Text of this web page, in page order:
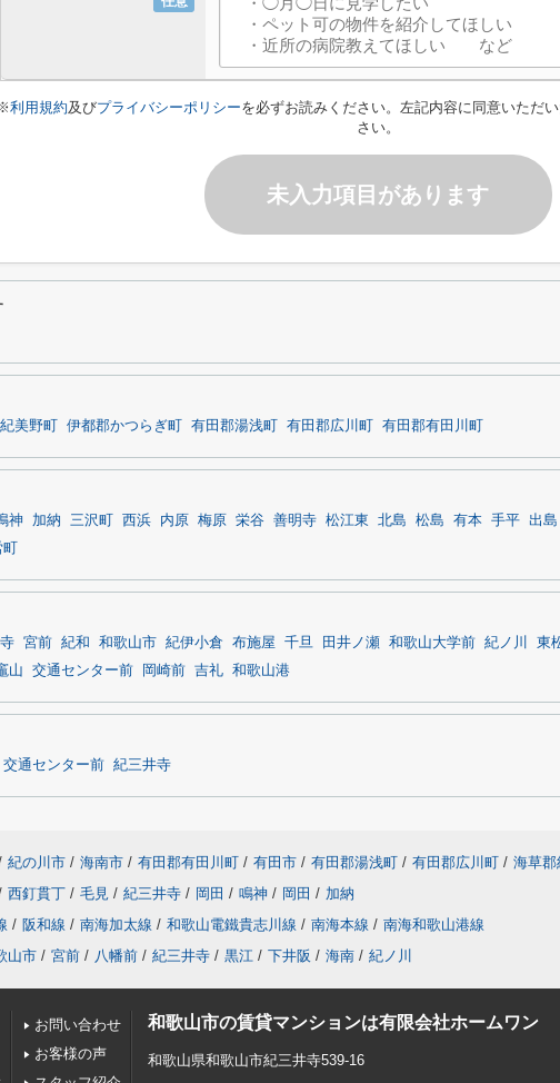
利用規約及びプライバシーポリシーを必ずお読みください。左記内容に同意いただ
さい。
未入力項目があります
美野町 伊都郡かつらぎ町 有田郡湯浅町 有田郡広川町 有田郡有田川町
神 加納 三沢町 西浜 内原 梅原 栄谷 善明寺 松江東 北島 松島 有本 手平 出島
宮前 紀和 和歌山市 紀伊小倉 布施屋 千旦 田井ノ瀬 和歌山大学前 紀ノ川 東
山 交通センター前 岡崎前 吉礼 和歌山港
交通センター前 紀三井寺
紀の川市 / 海南市 / 有田郡有田川町 / 有田市 / 有田郡湯浅町 / 有田郡広川町 / 海草郡
西釘貫丁 / 毛見 / 紀三井寺 / 岡田 / 鳴神 / 岡田 / 加納
/ 阪和線 / 南海加太線 / 和歌山電鐵貴志川線 / 南海本線 / 南海和歌山港線
山市 / 宮前 / 八幡前 / 紀三井寺 / 黒江 / 下井阪 / 海南 / 紀ノ川
お問い合わせ
お客様の声
和歌山市の賃貸マンションは有限会社ホームワン
和歌山県和歌山市紀三井寺539-16